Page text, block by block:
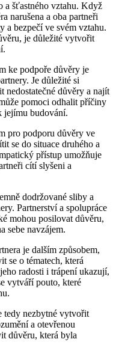
a šťastného vztahu. Když
narušena a oba partneři
a bezpečí ve svém vztahu.
je důležité vytvořit
ke podpoře důvěry je
Je důležité si
nedostatečné důvěry a najít
pomoci odhalit příčiny
jejímu budování.
pro podporu důvěry ve
se do situace druhého a
přístup umožňuje
cítí slyšeni a
dodržované sliby a
Partnerství a spolupráce
mohou posilovat důvěru,
sebe navzájem.
je dalším způsobem,
se o tématech, která
radosti i trápení ukazují,
vytváří pouto, které
tedy nezbytné vytvořit
a otevřenou
důvěru, která byla